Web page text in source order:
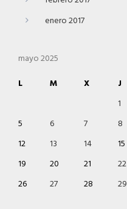
enero 2017
mayo 2025
L
M X J
1
5
6 7 8
12
13 14 15
19
20 21 22
26
27 28 29